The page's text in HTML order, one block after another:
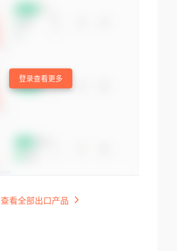
登录查看更多
查看全部出口产品